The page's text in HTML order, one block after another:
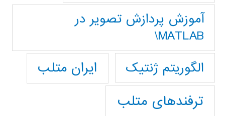
آموزش پردازش تصوير در
MATLAB\
الگوریتم ژنتیک
ایران متلب
ترفندهای متلب